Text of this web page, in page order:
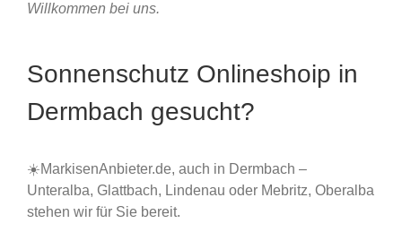
Willkommen bei uns.
Sonnenschutz Onlineshoip in
Dermbach gesucht?
☀️MarkisenAnbieter.de, auch in Dermbach –
Unteralba, Glattbach, Lindenau oder Mebritz, Oberalba
stehen wir für Sie bereit.